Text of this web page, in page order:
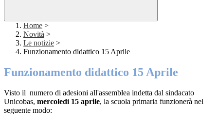
Home >
Novità >
Le notizie >
Funzionamento didattico 15 Aprile
Funzionamento didattico 15 Aprile
Visto il numero di adesioni all'assemblea indetta dal sindacato
Unicobas, mercoledì 15 aprile, la scuola primaria funzionerà nel
seguente modo: